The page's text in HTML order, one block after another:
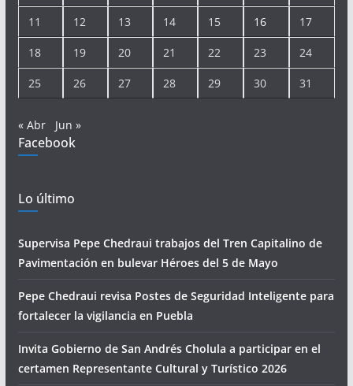
11 12 13 14 15 16 17
18 19 20 21 22 23 24
25 26 27 28 29 30 31
« Abr Jun »
Facebook
Lo último
Supervisa Pepe Chedraui trabajos del Tren Capitalino de
Pavimentación en bulevar Héroes del 5 de Mayo
Pepe Chedraui revisa Postes de Seguridad Inteligente para
fortalecer la vigilancia en Puebla
Invita Gobierno de San Andrés Cholula a participar en el
certamen Representante Cultural y Turístico 2026